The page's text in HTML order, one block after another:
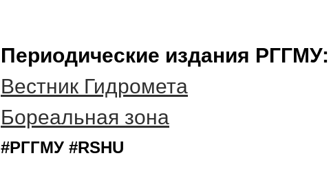
Периодические издания РГГМУ:
Вестник Гидромета
Бореальная зона
#РГГМУ #RSHU